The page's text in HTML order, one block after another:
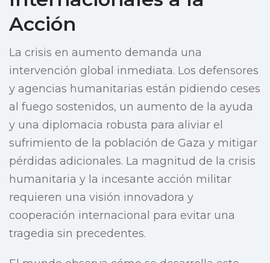
Acción
La crisis en aumento demanda una
intervención global inmediata. Los defensores
y agencias humanitarias están pidiendo ceses
al fuego sostenidos, un aumento de la ayuda
y una diplomacia robusta para aliviar el
sufrimiento de la población de Gaza y mitigar
pérdidas adicionales. La magnitud de la crisis
humanitaria y la incesante acción militar
requieren una visión innovadora y
cooperación internacional para evitar una
tragedia sin precedentes.